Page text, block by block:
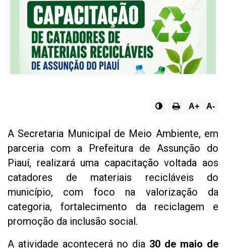
A+ A-
A Secretaria Municipal de Meio Ambiente, em
parceria com a Prefeitura de Assunção do
Piauí, realizará uma capacitação voltada aos
catadores de materiais recicláveis do
município, com foco na valorização da
categoria, fortalecimento da reciclagem e
promoção da inclusão social.
A atividade acontecerá no dia 30 de maio de